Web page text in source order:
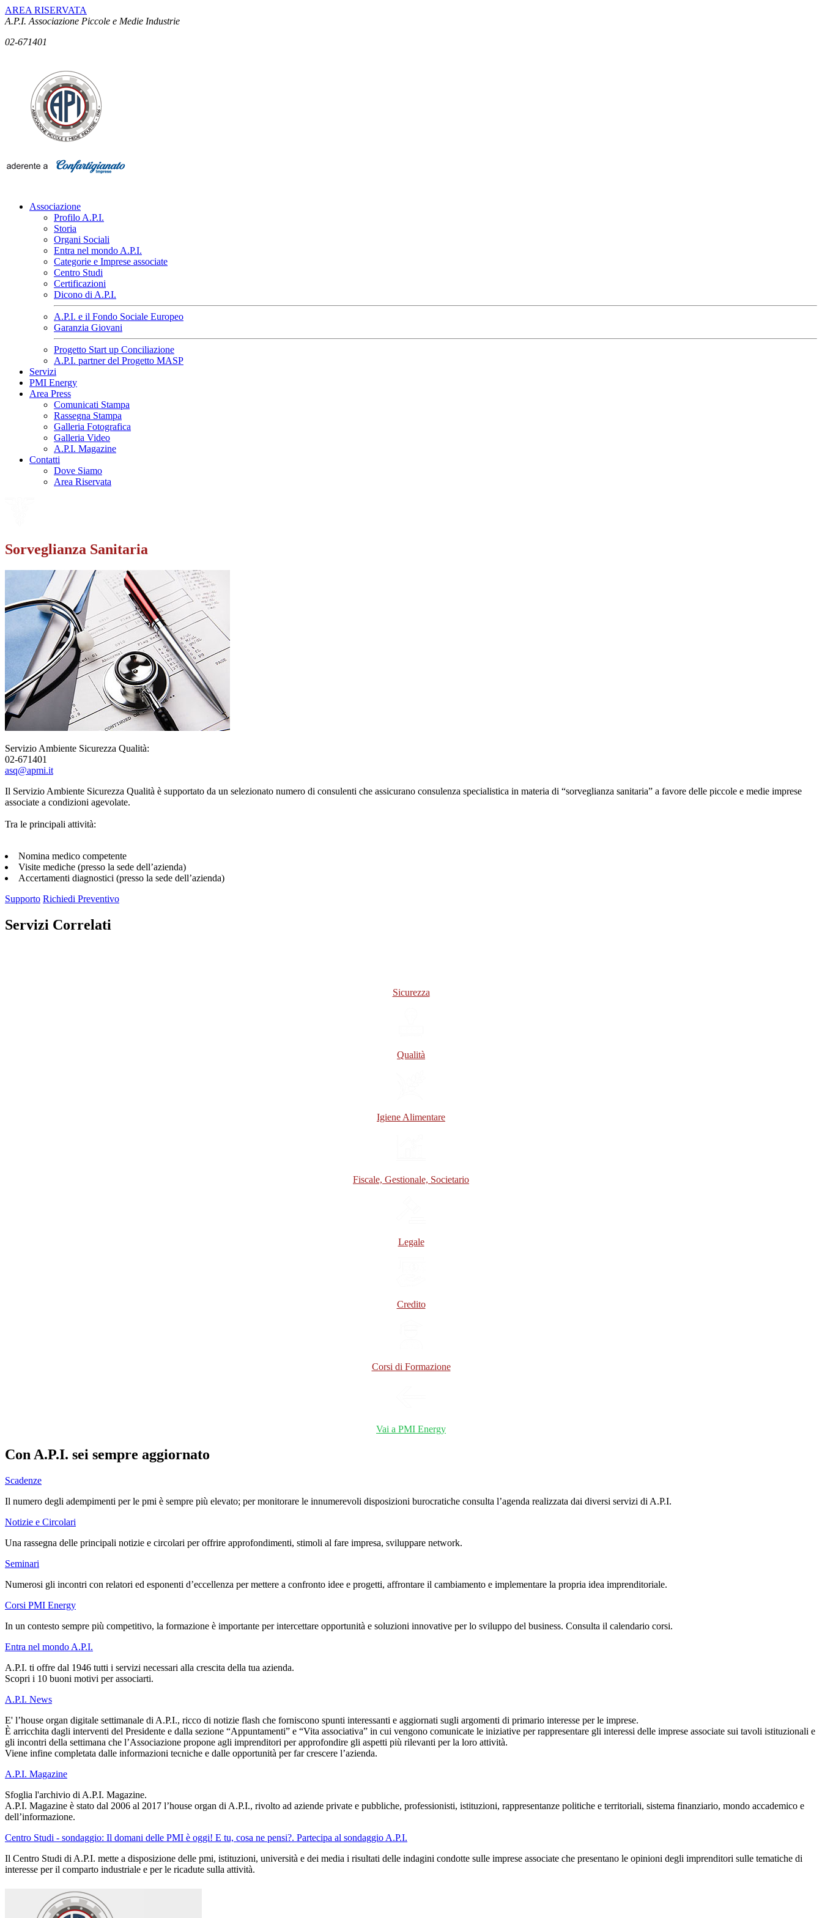
AREA RISERVATA
A.P.I. Associazione Piccole e Medie Industrie
02-671401
Associazione
Profilo A.P.I.
Storia
Organi Sociali
Entra nel mondo A.P.I.
Categorie e Imprese associate
Centro Studi
Certificazioni
Dicono di A.P.I.
A.P.I. e il Fondo Sociale Europeo
Garanzia Giovani
Progetto Start up Conciliazione
A.P.I. partner del Progetto MASP
Servizi
PMI Energy
Area Press
Comunicati Stampa
Rassegna Stampa
Galleria Fotografica
Galleria Video
A.P.I. Magazine
Contatti
Dove Siamo
Area Riservata
Sorveglianza Sanitaria
Servizio Ambiente Sicurezza Qualità:
02-671401
asq@apmi.it
Il Servizio Ambiente Sicurezza Qualità è supportato da un selezionato numero di consulenti che assicurano consulenza specialistica in materia di “sorveglianza sanitaria” a favore delle piccole e medie imprese
associate a condizioni agevolate.
Tra le principali attività:
Nomina medico competente
Visite mediche (presso la sede dell’azienda)
Accertamenti diagnostici (presso la sede dell’azienda)
Supporto Richiedi Preventivo
Servizi Correlati
Sicurezza
Qualità
Igiene Alimentare
Fiscale, Gestionale, Societario
Legale
Credito
Corsi di Formazione
Vai a PMI Energy
Con A.P.I. sei sempre aggiornato
Scadenze
Il numero degli adempimenti per le pmi è sempre più elevato; per monitorare le innumerevoli disposizioni burocratiche consulta l’agenda realizzata dai diversi servizi di A.P.I.
Notizie e Circolari
Una rassegna delle principali notizie e circolari per offrire approfondimenti, stimoli al fare impresa, sviluppare network.
Seminari
Numerosi gli incontri con relatori ed esponenti d’eccellenza per mettere a confronto idee e progetti, affrontare il cambiamento e implementare la propria idea imprenditoriale.
Corsi PMI Energy
In un contesto sempre più competitivo, la formazione è importante per intercettare opportunità e soluzioni innovative per lo sviluppo del business. Consulta il calendario corsi.
Entra nel mondo A.P.I.
A.P.I. ti offre dal 1946 tutti i servizi necessari alla crescita della tua azienda.
Scopri i 10 buoni motivi per associarti.
A.P.I. News
E' l’house organ digitale settimanale di A.P.I., ricco di notizie flash che forniscono spunti interessanti e aggiornati sugli argomenti di primario interesse per le imprese.
È arricchita dagli interventi del Presidente e dalla sezione “Appuntamenti” e “Vita associativa” in cui vengono comunicate le iniziative per rappresentare gli interessi delle imprese associate sui tavoli istituzionali e
gli incontri della settimana che l’Associazione propone agli imprenditori per approfondire gli aspetti più rilevanti per la loro attività.
Viene infine completata dalle informazioni tecniche e dalle opportunità per far crescere l’azienda.
A.P.I. Magazine
Sfoglia l'archivio di A.P.I. Magazine.
A.P.I. Magazine è stato dal 2006 al 2017 l’house organ di A.P.I., rivolto ad aziende private e pubbliche, professionisti, istituzioni, rappresentanze politiche e territoriali, sistema finanziario, mondo accademico e
dell’informazione.
Centro Studi - sondaggio: Il domani delle PMI è oggi! E tu, cosa ne pensi?. Partecipa al sondaggio A.P.I.
Il Centro Studi di A.P.I. mette a disposizione delle pmi, istituzioni, università e dei media i risultati delle indagini condotte sulle imprese associate che presentano le opinioni degli imprenditori sulle tematiche di
interesse per il comparto industriale e per le ricadute sulla attività.